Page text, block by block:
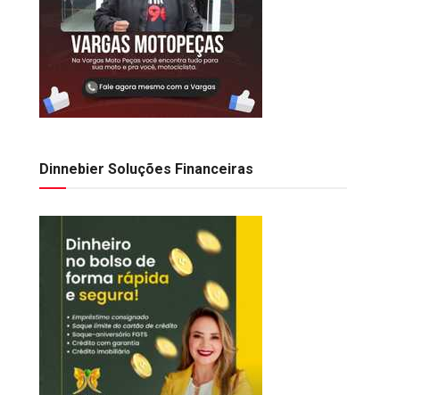
Dinnebier Soluções Financeiras